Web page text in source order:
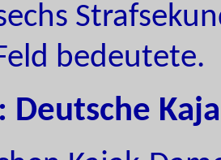
bedeutete.
Deutsche